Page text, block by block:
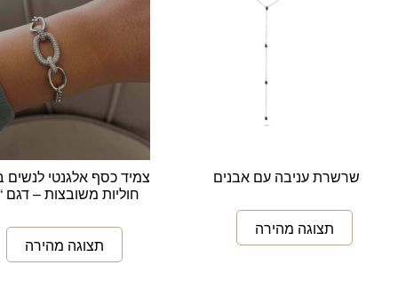
שרשרת עניבה עם אבנים
צמיד כסף אלגנטי לנשים
חוליות משובצות – דגם